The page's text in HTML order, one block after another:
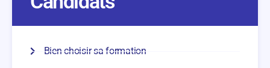
Bien choisir sa formation